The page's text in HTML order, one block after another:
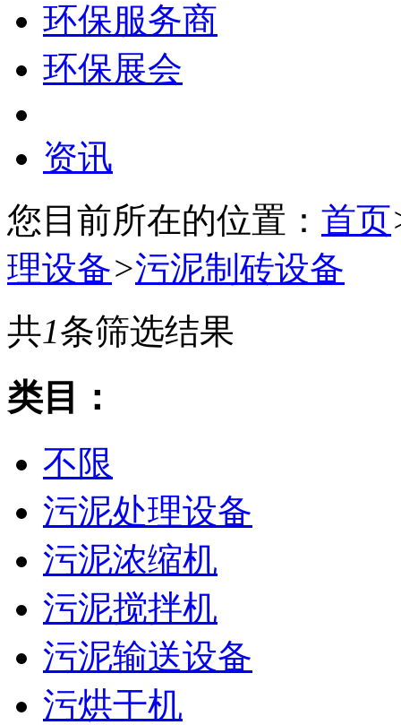
环保服务商
环保展会
资讯
您目前所在的位置： 首页
理设备>污泥制砖设备
共1条筛选结果
类目：
不限
污泥处理设备
污泥浓缩机
污泥搅拌机
污泥输送设备
污烘干机